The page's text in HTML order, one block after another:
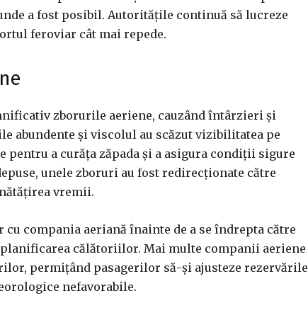
a fost posibil. Autoritățile continuă să lucreze
feroviar cât mai repede.
zborurile aeriene, cauzând întârzieri și
abundente și viscolul au scăzut vizibilitatea pe
a curăța zăpada și a asigura condiții sigure
unele zboruri au fost redirecționate către
vremii.
compania aeriană înainte de a se îndrepta către
călătoriilor. Mai multe companii aeriene
permițând pasagerilor să-și ajusteze rezervările
nefavorabile.